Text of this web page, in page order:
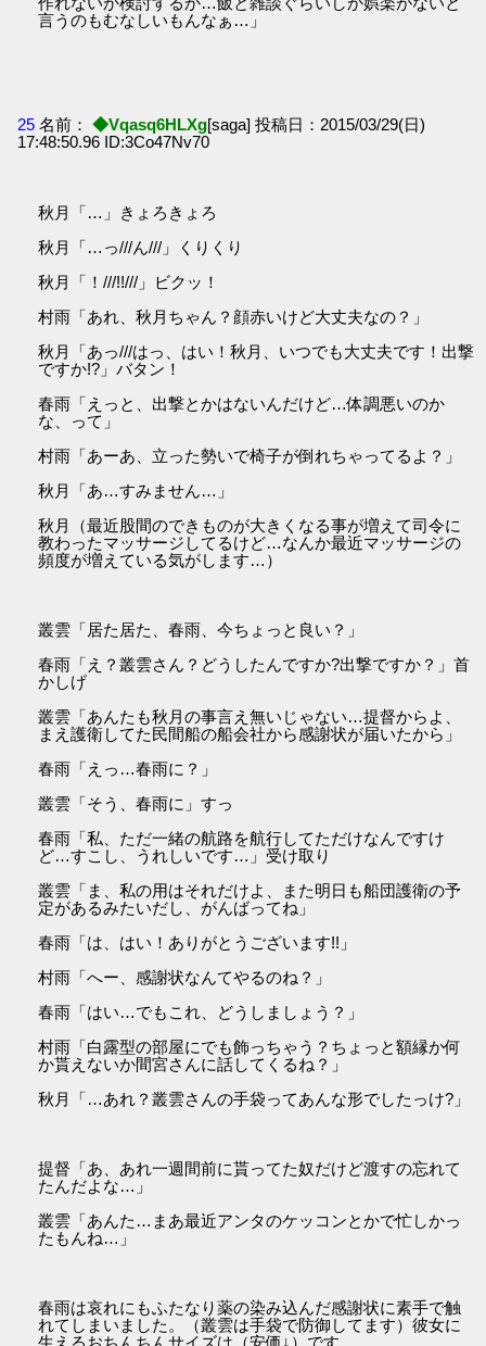
言うのもむなしいもんなぁ…」
25 名前： ◆Vqasq6HLXg[saga] 投稿日：2015/03/29(日)
17:48:50.96 ID:3Co47Nv70
秋月「…」きょろきょろ
秋月「…っ///ん///」くりくり
秋月「！///!!///」ビクッ！
村雨「あれ、秋月ちゃん？顔赤いけど大丈夫なの？」
秋月「あっ///はっ、はい！秋月、いつでも大丈夫です！出撃
ですか!?」バタン！
春雨「えっと、出撃とかはないんだけど…体調悪いのか
な、って」
村雨「あーあ、立った勢いで椅子が倒れちゃってるよ？」
秋月「あ…すみません…」
秋月（最近股間のできものが大きくなる事が増えて司令に
教わったマッサージしてるけど…なんか最近マッサージの
頻度が増えている気がします…）
叢雲「居た居た、春雨、今ちょっと良い？」
春雨「え？叢雲さん？どうしたんですか?出撃ですか？」首
かしげ
叢雲「あんたも秋月の事言え無いじゃない…提督からよ、
まえ護衛してた民間船の船会社から感謝状が届いたから」
春雨「えっ…春雨に？」
叢雲「そう、春雨に」すっ
春雨「私、ただ一緒の航路を航行してただけなんですけ
ど…すこし、うれしいです…」受け取り
叢雲「ま、私の用はそれだけよ、また明日も船団護衛の予
定があるみたいだし、がんばってね」
春雨「は、はい！ありがとうございます!!」
村雨「へー、感謝状なんてやるのね？」
春雨「はい…でもこれ、どうしましょう？」
村雨「白露型の部屋にでも飾っちゃう？ちょっと額縁か何
か貰えないか間宮さんに話してくるね？」
秋月「…あれ？叢雲さんの手袋ってあんな形でしたっけ?」
提督「あ、あれ一週間前に貰ってた奴だけど渡すの忘れて
たんだよな…」
叢雲「あんた…まあ最近アンタのケッコンとかで忙しかっ
たもんね…」
春雨は哀れにもふたなり薬の染み込んだ感謝状に素手で触
れてしまいました。（叢雲は手袋で防御してます）彼女に
生えるおちんちんサイズは（安価↓）です